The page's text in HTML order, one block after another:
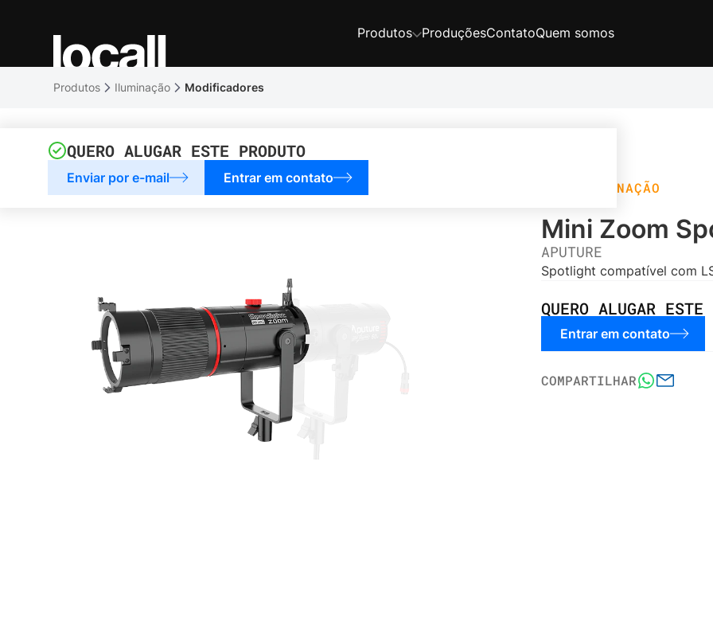
Produtos ProduçõesContatoQuem somos
QUERO ALUGAR ESTE PRODUTO
Enviar por e-mail Entrar em contato
Produtos Iluminação Modificadores
ILUMINAÇÃO
Mini Zoom
APUTURE
Spotlight compatível com
QUERO ALUGAR ESTE
Entrar em contato
COMPARTILHAR